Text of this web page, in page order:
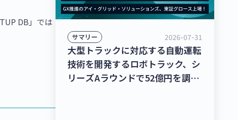
DB」では
サマリー 2026-07-31
大型トラックに対応する自動運転
技術を開発するロボトラック、シ
リーズAラウンドで52億円を調